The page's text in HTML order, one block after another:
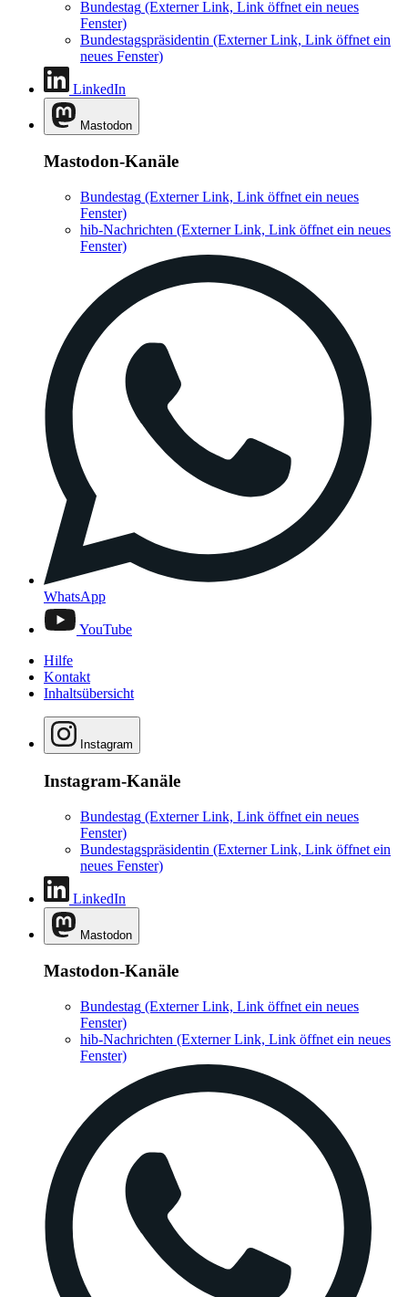
LinkedIn
Mastodon
Mastodon-Kanäle
Bundestag
Fenster)
hib-Nachrichten(Externer Link, Link öffnet ein neues
WhatsApp
YouTube
Hilfe
Kontakt
Inhaltsübersicht
Instagram
Instagram-Kanäle
Bundestag
Bundestagspräsidentin
LinkedIn
Mastodon
Mastodon-Kanäle
Bundestag
Fenster)
hib-Nachrichten(Externer Link, Link öffnet ein neues